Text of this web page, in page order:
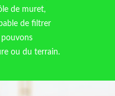
de muret,
de filtrer
pouvons
ou du terrain.